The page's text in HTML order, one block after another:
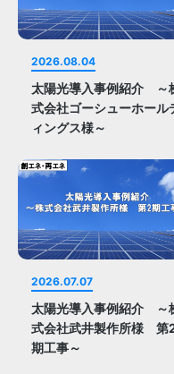
2026.08.04
太陽光導入事例紹介 ～
式会社ゴーシューホール
ィングス様～
2026.07.07
太陽光導入事例紹介 ～
式会社武井製作所様 第
期工事～